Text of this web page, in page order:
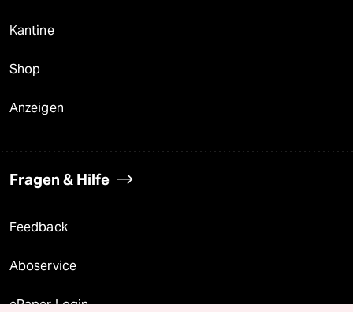
Kantine
Shop
Anzeigen
Fragen & Hilfe
Feedback
Aboservice
ePaper Login